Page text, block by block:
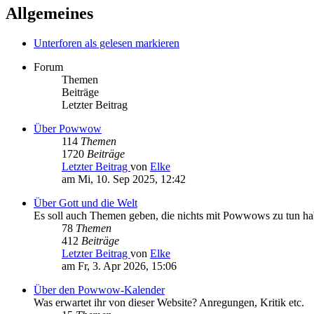
Allgemeines
Unterforen als gelesen markieren
Forum
Themen
Beiträge
Letzter Beitrag
Über Powwow
114 Themen
1720 Beiträge
Letzter Beitrag von Elke
am Mi, 10. Sep 2025, 12:42
Über Gott und die Welt
Es soll auch Themen geben, die nichts mit Powwows zu tun
78 Themen
412 Beiträge
Letzter Beitrag von Elke
am Fr, 3. Apr 2026, 15:06
Über den Powwow-Kalender
Was erwartet ihr von dieser Website? Anregungen, Kritik etc.